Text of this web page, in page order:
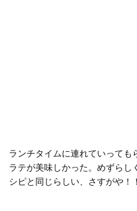
ランチタイムに連れていっても
ラテが美味しかった。めずらし
シピと同じらしい、さすがや！！